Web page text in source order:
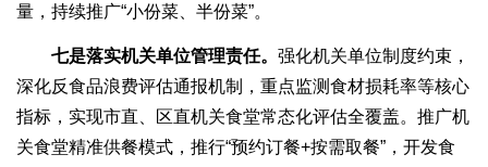
量，持续推广“小份菜、半份菜”。
七是落实机关单位管理责任。 强化机关单位制度约束，
深化反食品浪费评估通报机制，重点监测食材损耗率等核心
指标，实现市直、区直机关食堂常态化评估全覆盖。推广机
关食堂精准供餐模式，推行“预约订餐+按需取餐”，开发食